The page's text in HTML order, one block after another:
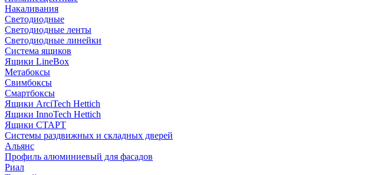
Накаливания
Светодиодные
Светодиодные ленты
Светодиодные линейки
Система ящиков
Ящики LineBox
Метабоксы
Свимбоксы
Смартбоксы
Ящики ArciTech Hettich
Ящики InnoTech Hettich
Ящики СТАРТ
Системы раздвижных и складных дверей
Альянс
Профиль алюминиевый для фасадов
Риал